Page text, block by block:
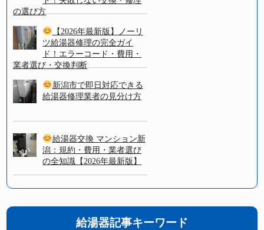
の選び方
【2026年最新版】ノーリ
ツ給湯器修理の完全ガイ
ド！エラーコード・費用・
業者選び・交換判断
新潟市で即日対応できる
給湯器修理業者の見分け方
給湯器交換 マンション新
潟：規約・費用・業者選び
の全知識【2026年最新版】
給湯器記事キーワード